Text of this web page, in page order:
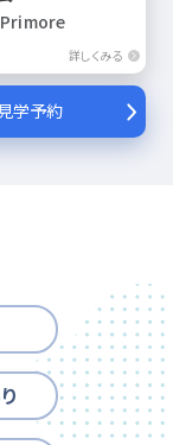
Primore
詳しくみる
見学予約